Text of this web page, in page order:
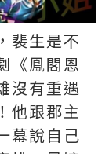
裴生是不
《鳯閣恩
沒有重遇
他跟郡主
幕說自己